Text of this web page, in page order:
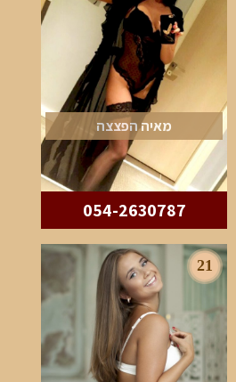
מאיה הפצצה
054-2630787
21